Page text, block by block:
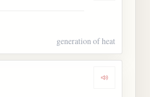
generation of heat
Dengarkan